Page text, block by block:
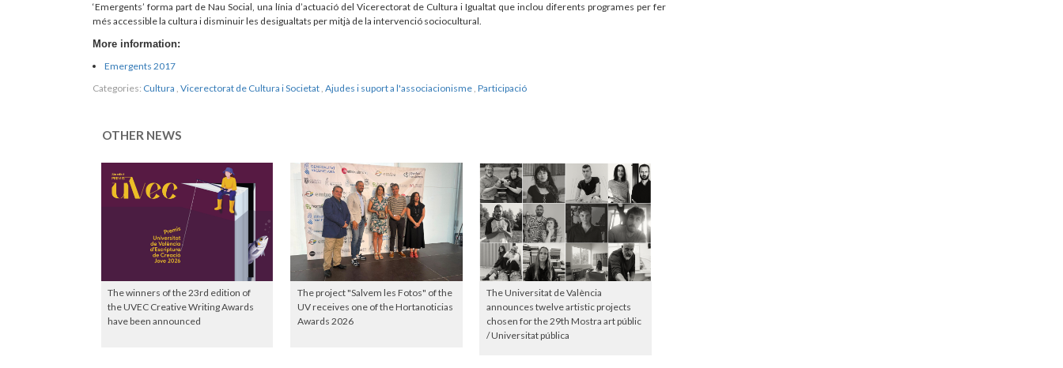
‘Emergents’ forma part de Nau Social, una línia d’actuació del Vicerectorat de Cultura i Igualtat que inclou diferents programes per fer
més accessible la cultura i disminuir les desigualtats per mitjà de la intervenció sociocultural.
More information:
Emergents 2017
Categories: Cultura , Vicerectorat de Cultura i Societat, Ajudes i suport a l'associacionisme, Participació
OTHER NEWS
The winners of the 23rd edition of
the UVEC Creative Writing Awards
have been announced
The project "Salvem les Fotos" of the
UV receives one of the Hortanoticias
Awards 2026
The Universitat de València
announces twelve artistic projects
chosen for the 29th Mostra art públic
/ Universitat pública